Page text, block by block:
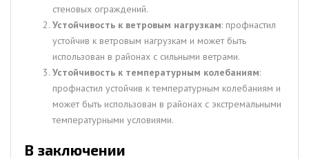
стеновых ограждений.
Устойчивость к ветровым нагрузкам: профнастил
устойчив к ветровым нагрузкам и может быть
использован в районах с сильными ветрами.
Устойчивость к температурным колебаниям:
профнастил устойчив к температурным колебаниям и
может быть использован в районах с экстремальными
температурными условиями.
В заключении